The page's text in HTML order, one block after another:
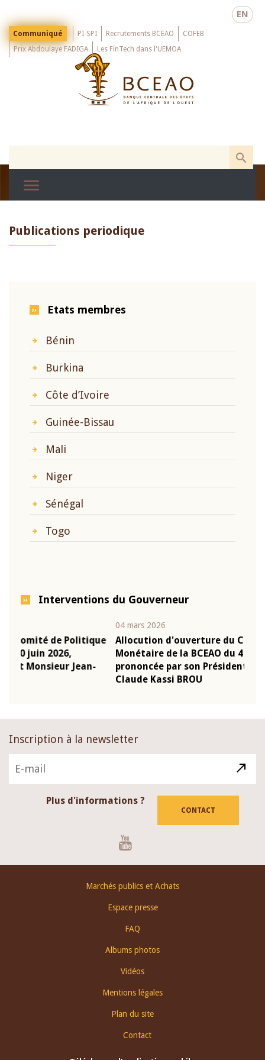
main
EN
Menu
Top
Communiqué PI-SPI Recrutements BCEAO
COFEB
Prix Abdoulaye FADIGA
Les FinTech dans l'UEMOA
Publications periodique
Etats membres
Bénin
Burkina
Côte d’Ivoire
Guinée-Bissau
Mali
Niger
Sénégal
Togo
Interventions du Gouverneur
Allocution d'ouverture du Comité de Politique
Monétaire de la BCEAO du 4 mars 2026,
prononcée par son Président Monsieur Jean-
Inscription à la newsletter
Plus d'informations ?
CONTACT
Marchés publics et Achats
Espace presse
FAQ
Albums photos
Vidéos
Mentions légales
Plan du site
Contact